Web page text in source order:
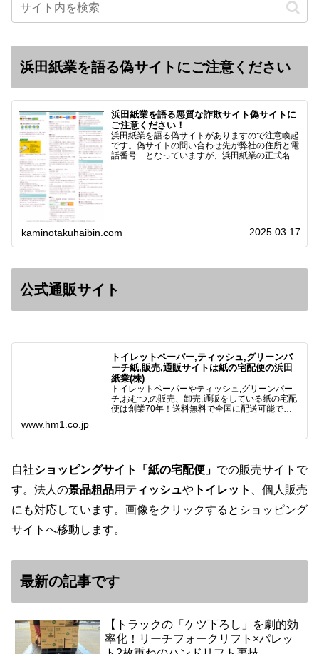
浜田紙業を語る偽サイトにご注意ください
浜田紙業を語る悪質な詐欺サイト偽サイトに
ご注意ください！
浜田紙業を語る偽サイトがありますので注意喚起
です。偽サイトの問い合わせ先が弊社の住所と電
話番号 となっていますが、浜田紙業の正式名称
kaminotakuhaibin.com 2025.03.17
公式通販サイト
トイレットペーパー,ティッシュ,グリーンパ
ーチ紙,販売,通販サイトは紙の宅配便の浜田
紙業(株)
トイレットペーパーやティッシュ,グリーンパー
チ,おむつ,の販売、卸売,通販をしている紙の宅配
便は創業70年！送料無料で全国に配送可能で
様と歩んでまいりま…
www.hm1.co.jp
自社ショッピングサイト「紙の宅配便」 での販売サイトで
す。法人の景品粗品用 ティッシュや トイレット
、個人販売
にも対応しています。画像をクリックするとショッピング
サイトへ移動します。
最新の記事です
【トラックの「ケツ下ろし」を劇的効
率化！リーチフォークリフト×パレッ